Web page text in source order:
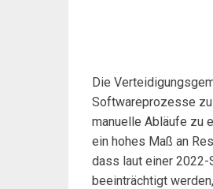
Die
Softwareprozesse
manuelle Abläufe zu
ein hohes Maß an
dass laut einer
beeinträchtigt